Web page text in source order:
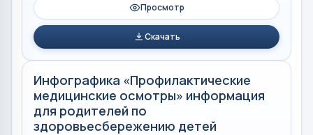
Просмотр
Скачать
Инфографика «Профилактические
медицинские осмотры» информация
для родителей по
здоровьесбережению детей